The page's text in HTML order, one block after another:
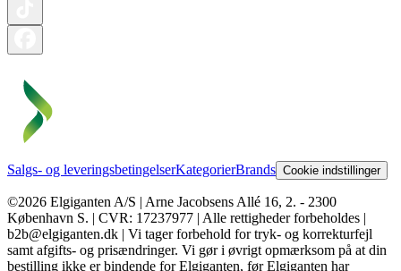
Salgs- og leveringsbetingelserKategorierBrands Cookie indstillinger
©2026 Elgiganten A/S | Arne Jacobsens Allé 16, 2. - 2300
København S. | CVR: 17237977 | Alle rettigheder forbeholdes |
b2b@elgiganten.dk | Vi tager forbehold for tryk- og korrekturfejl
samt afgifts- og prisændringer. Vi gør i øvrigt opmærksom på at din
bestilling ikke er bindende for Elgiganten, før Elgiganten har